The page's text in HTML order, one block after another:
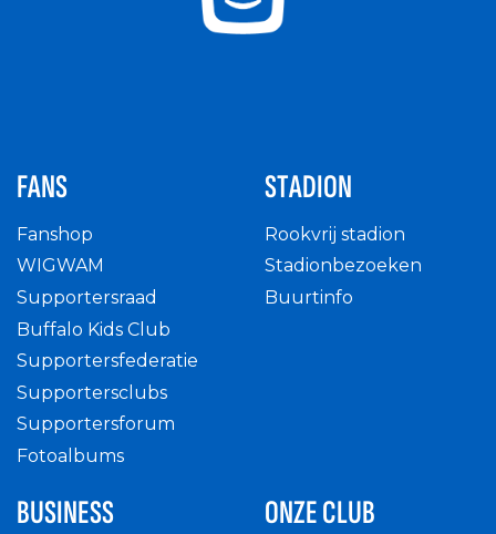
FANS
Fanshop
WIGWAM
Supportersraad
Buffalo Kids Club
Supportersfederatie
Supportersclubs
Supportersforum
Fotoalbums
STADION
Rookvrij stadion
Stadionbezoeken
Buurtinfo
BUSINESS ONZE CLUB